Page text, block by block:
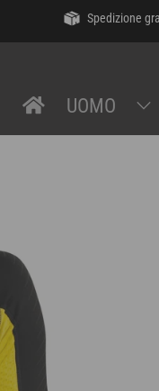
Spedizione
UOMO